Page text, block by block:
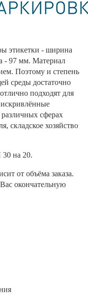
этикетки - ширина
- 97 мм. Материал
Поэтому и степень
среды достаточно
подходят для
сферах
складское хозяйство
30 на 20.
от объёма заказа.
окончательную